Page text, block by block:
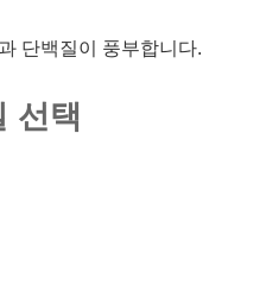
단백질이 풍부합니다.
선택